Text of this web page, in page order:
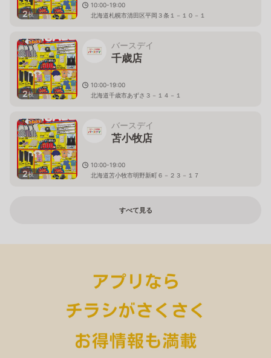
2枚
10:00-19:00
北海道札幌市清田区平岡３条１－１０－１
2枚
バースデイ
千歳店
10:00-19:00
北海道千歳市あずさ３－１４－１
2枚
バースデイ
苫小牧店
10:00-19:00
北海道苫小牧市明野新町６－２３－１７
すべて見る